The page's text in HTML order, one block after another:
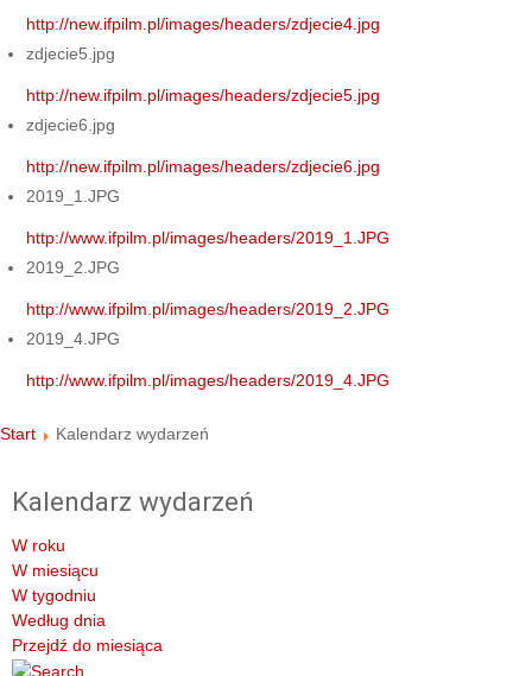
http://new.ifpilm.pl/images/headers/zdjecie4.jpg
zdjecie5.jpg
http://new.ifpilm.pl/images/headers/zdjecie5.jpg
zdjecie6.jpg
http://new.ifpilm.pl/images/headers/zdjecie6.jpg
2019_1.JPG
http://www.ifpilm.pl/images/headers/2019_1.JPG
2019_2.JPG
http://www.ifpilm.pl/images/headers/2019_2.JPG
2019_4.JPG
http://www.ifpilm.pl/images/headers/2019_4.JPG
Start Kalendarz wydarzeń
Kalendarz wydarzeń
W roku
W miesiącu
W tygodniu
Według dnia
Przejdź do miesiąca